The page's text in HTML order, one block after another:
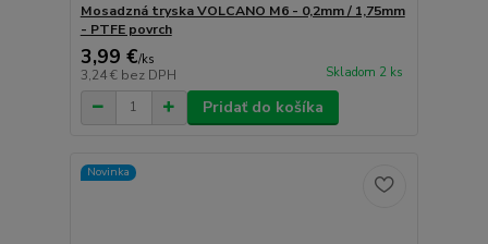
Mosadzná tryska VOLCANO M6 - 0,2mm / 1,75mm
- PTFE povrch
3,99 €/ks
3,24 € bez DPH Skladom 2 ks
Pridať do košíka
Novinka